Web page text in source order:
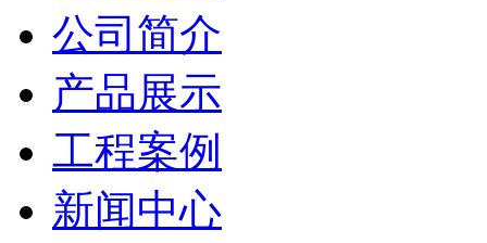
公司简介
产品展示
工程案例
新闻中心